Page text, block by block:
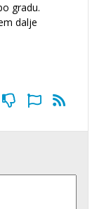
gradu.
dalje